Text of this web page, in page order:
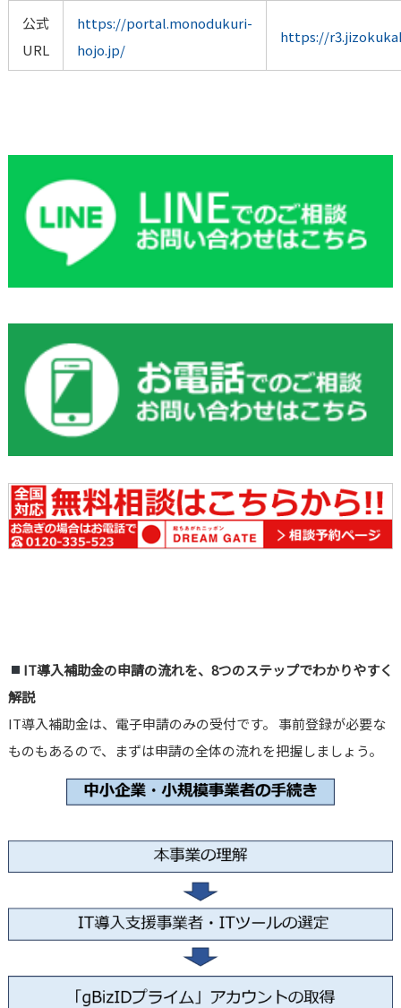
公式
URL
https://portal.monodukuri-
hojo.jp/
https://
IT導入補助金の申請の流れを、8つのステップでわかりやすく
解説
IT導入補助金は、電子申請のみの受付です。 事前登録が必要な
ものもあるので、まずは申請の全体の流れを把握しましょう。